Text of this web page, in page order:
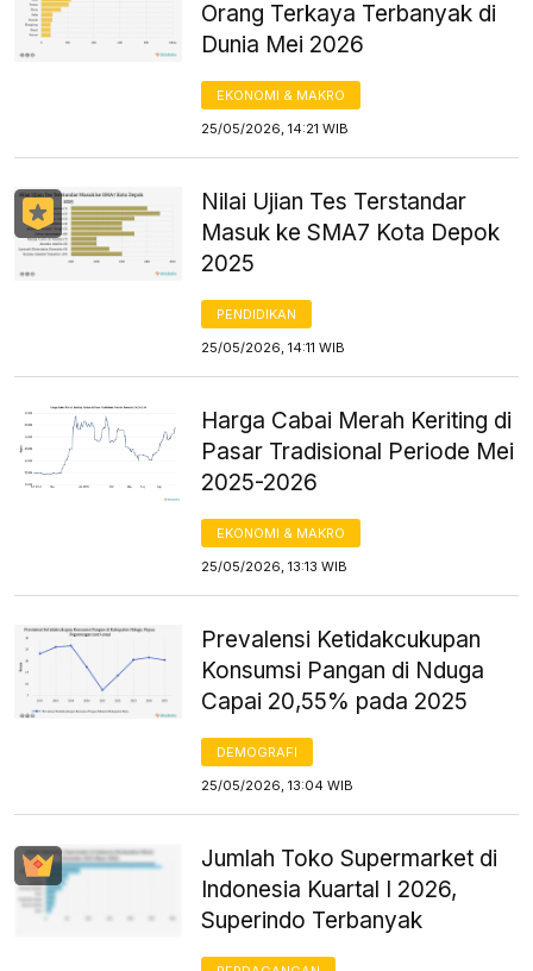
Orang Terkaya Terbanyak di
Dunia Mei 2026
EKONOMI & MAKRO
25/05/2026, 14:21 WIB
Nilai Ujian Tes Terstandar
Masuk ke SMA7 Kota Depok
2025
PENDIDIKAN
25/05/2026, 14:11 WIB
Harga Cabai Merah Keriting di
Pasar Tradisional Periode Mei
2025-2026
EKONOMI & MAKRO
25/05/2026, 13:13 WIB
Prevalensi Ketidakcukupan
Konsumsi Pangan di Nduga
Capai 20,55% pada 2025
DEMOGRAFI
25/05/2026, 13:04 WIB
Jumlah Toko Supermarket di
Indonesia Kuartal I 2026,
Superindo Terbanyak